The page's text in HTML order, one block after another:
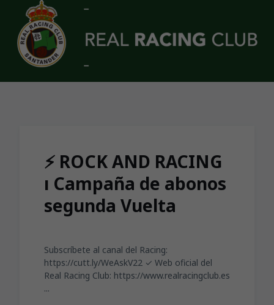
Skip to main content
⚡️ ROCK AND RACING
ı Campaña de abonos
segunda Vuelta
Subscríbete al canal del Racing:
https://cutt.ly/WeAskV22 ✓ Web oficial del
Real Racing Club: https://www.realracingclub.es
...